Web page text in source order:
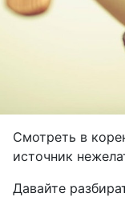
Смотреть в
источник
Давайте